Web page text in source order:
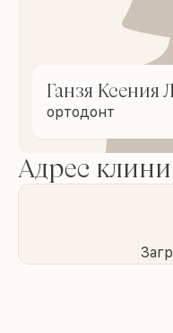
Ганзя Ксения
ортодонт
Адрес